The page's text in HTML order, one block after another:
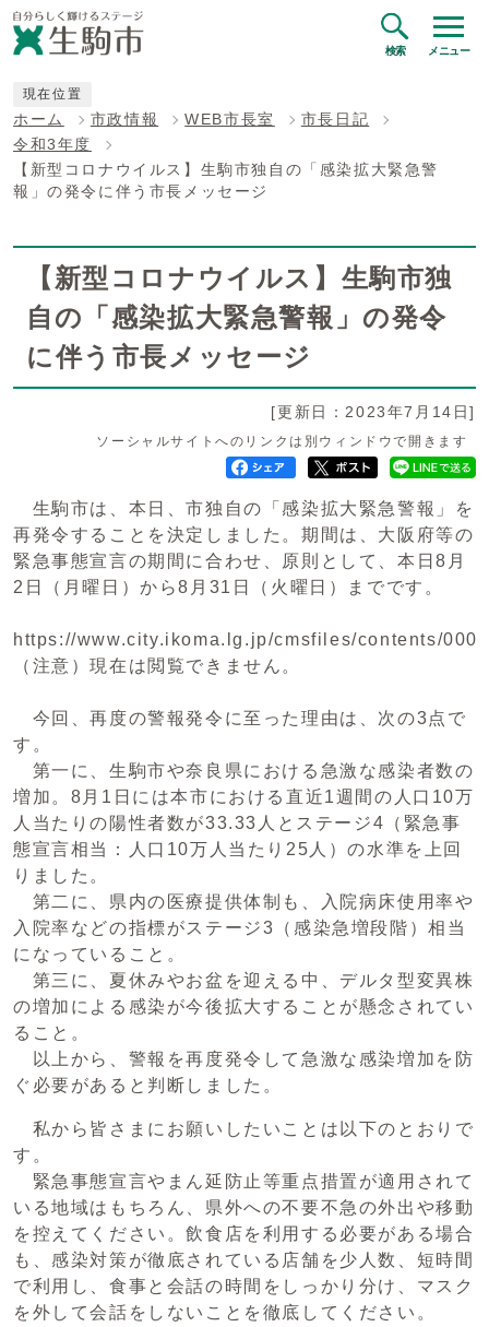
検索 メニュー
現在位置
ホーム 市政情報 WEB市長室
市長日記
令和3年度
【新型コロナウイルス】生駒市独自の「感染拡大緊急警
報」の発令に伴う市長メッセージ
【新型コロナウイルス】生駒市独
自の「感染拡大緊急警報」の発令
に伴う市長メッセージ
[更新日：2023年7月14日]
ソーシャルサイトへのリンクは別ウィンドウで開きます
生駒市は、本日、市独自の「感染拡大緊急警報」を
再発令することを決定しました。期間は、大阪府等の
緊急事態宣言の期間に合わせ、原則として、本日8月
2日（月曜日）から8月31日（火曜日）までです。
https://www.city.ikoma.lg.jp/cmsfiles/contents/
（注意）現在は閲覧できません。
今回、再度の警報発令に至った理由は、次の3点で
す。
第一に、生駒市や奈良県における急激な感染者数の
増加。8月1日には本市における直近1週間の人口10万
人当たりの陽性者数が33.33人とステージ4（緊急事
態宣言相当：人口10万人当たり25人）の水準を上回
りました。
第二に、県内の医療提供体制も、入院病床使用率や
入院率などの指標がステージ3（感染急増段階）相当
になっていること。
第三に、夏休みやお盆を迎える中、デルタ型変異株
の増加による感染が今後拡大することが懸念されてい
ること。
以上から、警報を再度発令して急激な感染増加を防
ぐ必要があると判断しました。
私から皆さまにお願いしたいことは以下のとおりで
す。
緊急事態宣言やまん延防止等重点措置が適用されて
いる地域はもちろん、県外への不要不急の外出や移動
を控えてください。飲食店を利用する必要がある場合
も、感染対策が徹底されている店舗を少人数、短時間
で利用し、食事と会話の時間をしっかり分け、マスク
を外して会話をしないことを徹底してください。